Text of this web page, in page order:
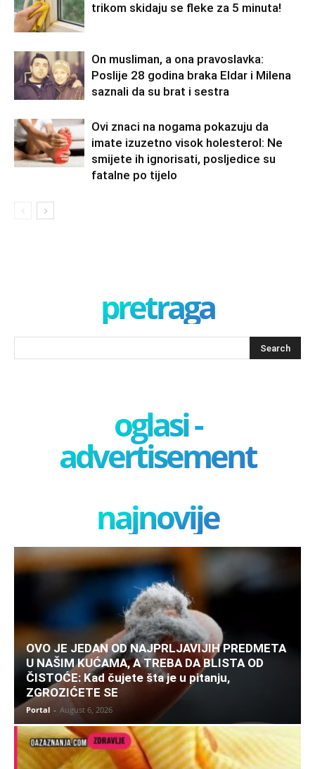
trikom skidaju se fleke za 5 minuta!
On musliman, a ona pravoslavka:
Poslije 28 godina braka Eldar i Milena
saznali da su brat i sestra
Ovi znaci na nogama pokazuju da
imate izuzetno visok holesterol: Ne
smijete ih ignorisati, posljedice su
fatalne po tijelo
pretraga
oglasi -
advertisement
najnovije
OVO JE JEDAN OD NAJPRLJAVIJIH PREDMETA
U NAŠIM KUĆAMA, A TREBA DA BLISTA OD
ČISTOĆE: Kad čujete šta je u pitanju,
ZGROZIĆETE SE
Portal - August 6, 2026